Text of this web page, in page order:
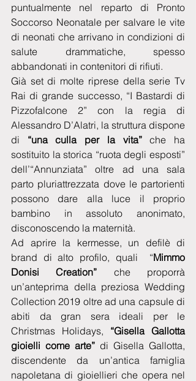
puntualmente nel reparto di Pronto
Soccorso Neonatale per salvare le vite
di neonati che arrivano in condizioni di
salute drammatiche, spesso
abbandonati in contenitori di rifiuti.
Già set di molte riprese della serie Tv
Rai di grande successo, “I Bastardi di
Pizzofalcone 2” con la regia di
Alessandro D’Alatri, la struttura dispone
di “una culla per la vita” che ha
sostituito la storica “ruota degli esposti”
dell’“Annunziata” oltre ad una sala
parto pluriattrezzata dove le partorienti
possono dare alla luce il proprio
bambino in assoluto anonimato,
disconoscendo la maternità.
Ad aprire la kermesse, un defilè di
brand di alto profilo, quali  “Mimmo
Donisi Creation” che proporrà
un’anteprima della preziosa Wedding
Collection 2019 oltre ad una capsule di
abiti da gran sera ideali per le
Christmas Holidays, “Gisella Gallotta
gioielli come arte” di Gisella Gallotta,
discendente da un’antica famiglia
napoletana di gioiellieri che opera nel